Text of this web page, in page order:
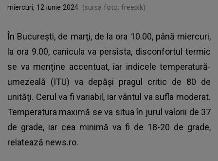
miercuri, 12 iunie 2024 (sursa foto: freepik)
În Bucureşti, de marţi, de la ora 10.00, până miercuri,
la ora 9.00, canicula va persista, disconfortul termic
se va menţine accentuat, iar indicele temperatură-
umezeală (ITU) va depăşi pragul critic de 80 de
unităţi. Cerul va fi variabil, iar vântul va sufla moderat.
Temperatura maximă se va situa în jurul valorii de 37
de grade, iar cea minimă va fi de 18-20 de grade,
relatează news.ro.